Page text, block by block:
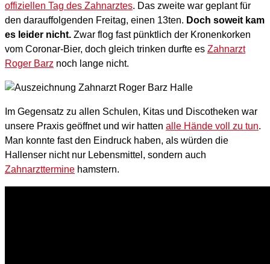
offiziellen Tag des Zahnarztes. Das zweite war geplant für
den darauffolgenden Freitag, einen 13ten. Doch soweit kam
es leider nicht. Zwar flog fast pünktlich der Kronenkorken
vom Coronar-Bier, doch gleich trinken durfte es Zahnarzt
Roger Barz noch lange nicht.
Im Gegensatz zu allen Schulen, Kitas und Discotheken war
unsere Praxis geöffnet und wir hatten alle Hände voll zu tun.
Man konnte fast den Eindruck haben, als würden die
Hallenser nicht nur Lebensmittel, sondern auch
Zahnarzttermine hamstern.